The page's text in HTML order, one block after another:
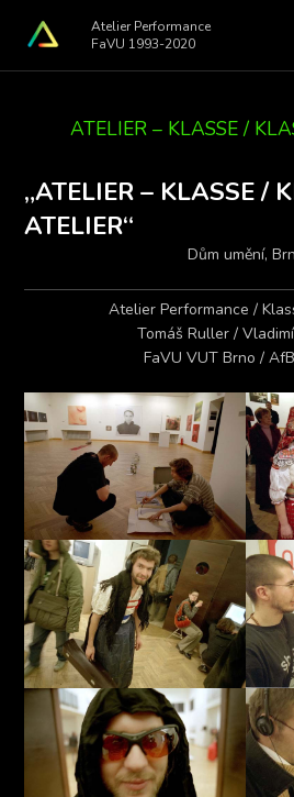
Atelier Performance
FaVU 1993-2020
ATELIER – KLASSE /
„ATELIER – KLASSE /
ATELIER“
Dům umění,
Atelier Performance /
Tomáš Ruller /
FaVU VUT Brno /